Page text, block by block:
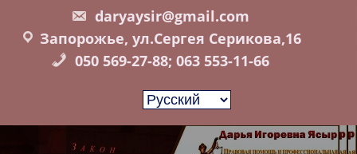
daryaysir@gmail.com
Запорожье, ул.Сергея Серикова,16
050 569-27-88; 063 553-11-66